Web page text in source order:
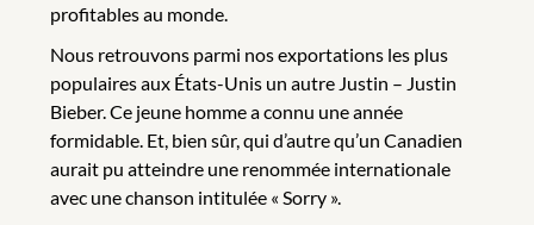
profitables au monde.
Nous retrouvons parmi nos exportations les plus
populaires aux États-Unis un autre Justin – Justin
Bieber. Ce jeune homme a connu une année
formidable. Et, bien sûr, qui d’autre qu’un Canadien
aurait pu atteindre une renommée internationale
avec une chanson intitulée « Sorry ».